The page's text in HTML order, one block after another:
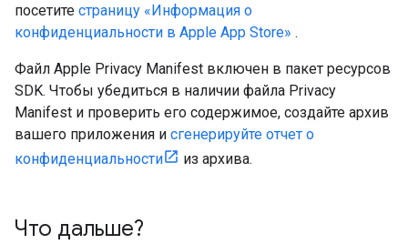
посетите страницу «Информация о
конфиденциальности в Apple App Store» .
Файл Apple Privacy Manifest включен в пакет ресурсов
SDK. Чтобы убедиться в наличии файла Privacy
Manifest и проверить его содержимое, создайте архив
вашего приложения и сгенерируйте отчет о
конфиденциальности
из архива.
Что дальше?